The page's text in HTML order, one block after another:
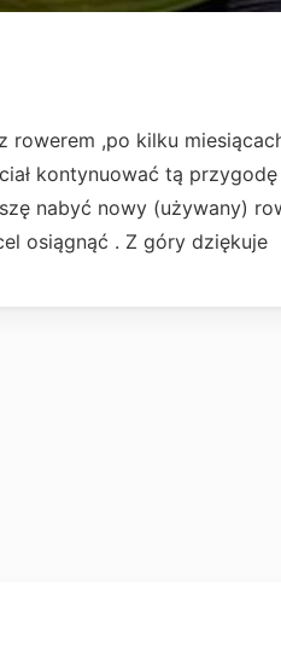
rowerem ,po kilku
kontynuować tą
nabyć nowy (używany)
osiągnąć . Z góry dziękuje